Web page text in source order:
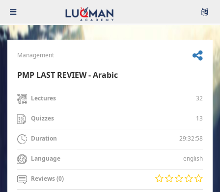
Management
PMP LAST REVIEW - Arabic
Lectures 32
Quizzes 13
Duration 29:32:58
Language english
Reviews (0)